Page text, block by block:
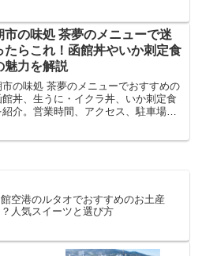
市の味処 茶夢のメニューで迷
たらこれ！函館丼やいか刺定食
魅力を解説
市の味処 茶夢のメニューでおすすめの
館丼、生うに・イクラ丼、いか刺定食
紹介。営業時間、アクセス、駐車場、
空港のルタオでおすすめのお土産
人気スイーツと選び方